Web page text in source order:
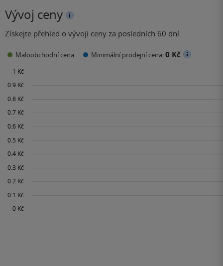
Vývoj ceny
Získejte přehled o vývoji ceny za posledních 60 dní.
Maloobchodní cena Minimální prodejní cena:0 Kč